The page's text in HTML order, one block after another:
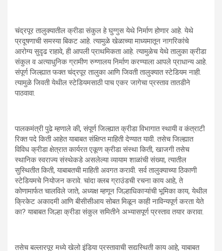
चंद्रपूर तालुक्यातील क्रीडा संकुल हे घुग्गुस येथे निर्माण होणार आहे. येथे
प्रदूषणाची समस्या बिकट आहे. त्यामुळे खेळाच्या माध्यमातून नागरिकांचे
आरोग्य सुदृढ राहावे, ही आपली प्राथमिकता आहे. त्यामुळेच येथे तालुका क्रीडा
संकुल व अत्याधुनिक ग्रामीण रुग्णालय निर्माण करण्याला आपले प्राधान्य आहे.
संपूर्ण जिल्ह्यात फक्त चंद्रपूर तालुका आणि जिवती तालुक्यात स्टेडियम नाही.
त्यामुळे जिवती येथील स्टेडियमसाठी पाच एकर जागेचा प्रस्ताव तातडीने
पाठवावा.
पालकमंत्री पुढे म्हणाले की, संपूर्ण जिल्ह्यात क्रीडा विभागात स्थायी व कंत्राटी
रिक्त पदे किती आहेत याबाबत संक्षिप्त माहिती देण्यात यावी. तसेच जिल्ह्यात
विविध क्रीडा क्षेत्रात कार्यरत एकूण क्रीडा संस्था किती, खाजगी तसेच
स्थानिक स्वराज्य संस्थेकडे असलेल्या व्यायाम शाळांची संख्या, त्यातील
सुस्थितीत किती, याबाबतची माहिती अवगत करावी. सर्व तालुक्याच्या ठिकाणी
स्टेडियमचे नियोजन करावे. चांदा क्लब ग्राउंडची रचना काय आहे, ते
कोणामार्फत चालविले जाते, अध्यक्ष म्हणून जिल्हाधिकाऱ्यांची भूमिका काय, येथील
क्रिकेट अकादमी आणि बीसीसीआय सोबत मिळून काही नाविन्यपूर्ण करता येते
का? याबाबत जिल्हा क्रीडा संकुल समितीने अभ्यासपूर्ण प्रस्ताव तयार करावा.
तसेच बल्लारपूर मध्ये खेलो इंडिया प्रस्तावाची सद्यस्थिती काय आहे, याबाबत